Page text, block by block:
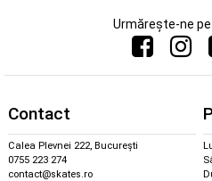
Urmărește-ne
Contact
Calea Plevnei 222, București
0755 223 274
contact@skates.ro